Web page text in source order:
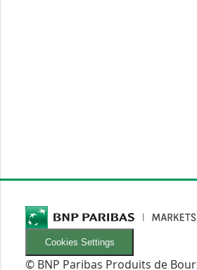
Cookies Settings
© BNP Paribas Produits de